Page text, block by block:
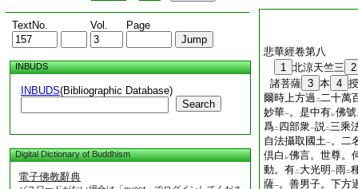
TextNo. Vol. Page
INBUDS
INBUDS(Bibliographic Database)
Search
Digital Dictionary of Buddhism
電子佛教辭典
悲華經卷第八
1 北涼天竺三 2
諸菩薩 3 本 4
爾時上方過 二二十萬
妙華一。是中有レ佛號
爲二 四部衆一説二三乘
自法攝取國土一。二
倶白 レ佛言。世尊。
動。有二 大光明 一雨二
薩一。善男子。下方